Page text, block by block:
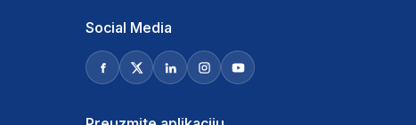
Social Media